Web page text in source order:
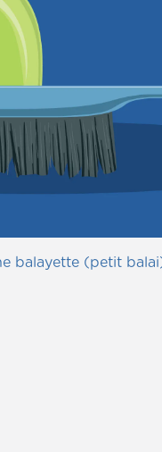
balayette (petit